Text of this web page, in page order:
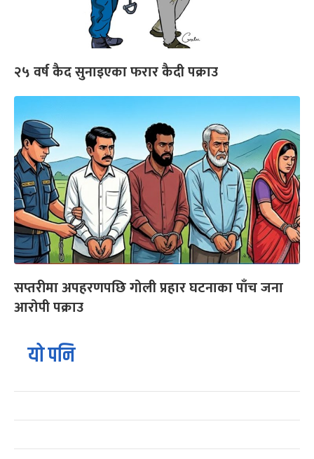
२५ वर्ष कैद सुनाइएका फरार कैदी पक्राउ
सप्तरीमा अपहरणपछि गोली प्रहार घटनाका पाँच जना
आरोपी पक्राउ
यो पनि